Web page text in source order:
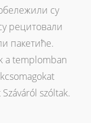
су
рецитовали
пакетиће.
a templomban
szóltak.